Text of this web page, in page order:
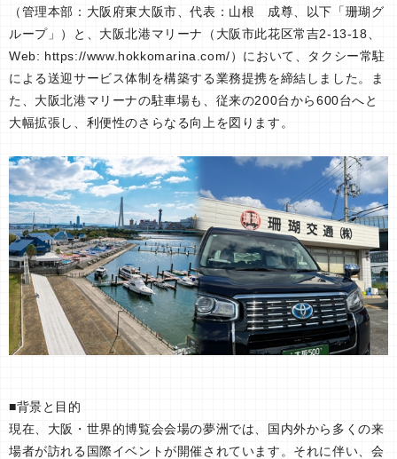
（管理本部：大阪府東大阪市、代表：山根 成尊、以下「珊瑚グ
ループ」）と、大阪北港マリーナ（大阪市此花区常吉2-13-18、
Web: https://www.hokkomarina.com/）において、タクシー常駐
による送迎サービス体制を構築する業務提携を締結しました。ま
た、大阪北港マリーナの駐車場も、従来の200台から600台へと
大幅拡張し、利便性のさらなる向上を図ります。
■背景と目的
現在、大阪・世界的博覧会会場の夢洲では、国内外から多くの来
場者が訪れる国際イベントが開催されています。それに伴い、会